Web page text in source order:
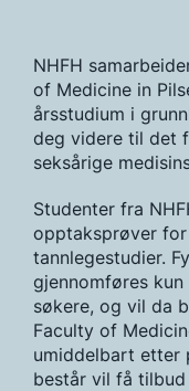
NHFH
of Medicine in
årsstudium i
deg videre til det
seksårige
Studenter fra
opptaksprøver
tannlegestudier.
gjennomføres
søkere, og vil da
Faculty of
umiddelbart etter
består vil få